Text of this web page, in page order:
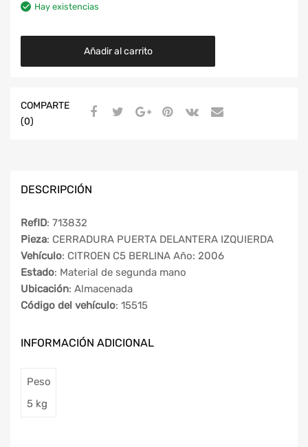
Hay existencias
Añadir al carrito
COMPARTE
(0)
DESCRIPCIÓN
RefID: 713832
Pieza: CERRADURA PUERTA DELANTERA IZQUIERDA
Vehículo: CITROEN C5 BERLINA Año: 2006
Estado: Material de segunda mano
Ubicación: Almacenada
Código del vehículo: 15515
INFORMACIÓN ADICIONAL
Peso
5 kg